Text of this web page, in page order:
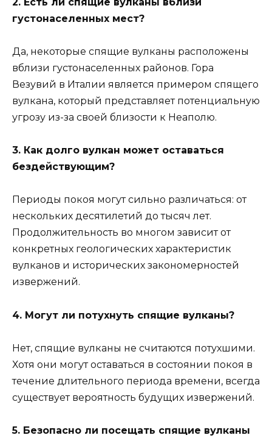
густонаселенных мест?
Да, некоторые спящие вулканы расположены
вблизи густонаселенных районов. Гора
Везувий в Италии является примером спящего
вулкана, который представляет потенциальную
угрозу из-за своей близости к Неаполю.
3. Как долго вулкан может оставаться
бездействующим?
Периоды покоя могут сильно различаться: от
нескольких десятилетий до тысяч лет.
Продолжительность во многом зависит от
конкретных геологических характеристик
вулканов и исторических закономерностей
извержений.
4. Могут ли потухнуть спящие вулканы?
Нет, спящие вулканы не считаются потухшими.
Хотя они могут оставаться в состоянии покоя в
течение длительного периода времени, всегда
существует вероятность будущих извержений.
5. Безопасно ли посещать спящие вулканы